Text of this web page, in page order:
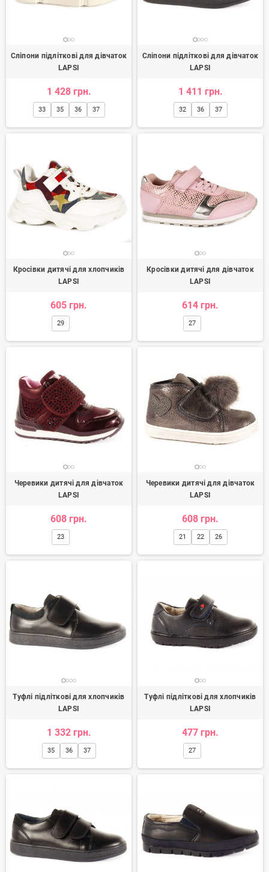
Сліпони підліткові для дівчаток
LAPSI
1 428 грн.
33 35 36 37
Сліпони підліткові для дівчаток
LAPSI
1 411 грн.
32 36 37
Кросівки дитячі для хлопчиків
LAPSI
605 грн.
29
Кросівки дитячі для дівчаток
LAPSI
614 грн.
27
Черевики дитячі для дівчаток
LAPSI
608 грн.
23
Черевики дитячі для дівчаток
LAPSI
608 грн.
21 22 26
Туфлі підліткові для хлопчиків
LAPSI
1 332 грн.
35 36 37
Туфлі підліткові для хлопчиків
LAPSI
477 грн.
27